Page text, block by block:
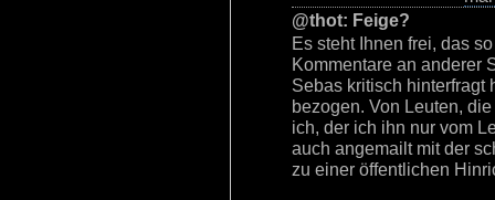
@thot: Feige?
Es steht Ihnen frei, das
Kommentare an anderer
Sebas kritisch hinterfragt
bezogen. Von Leuten,
ich, der ich ihn nur vom
auch angemailt mit der
zu einer öffentlichen